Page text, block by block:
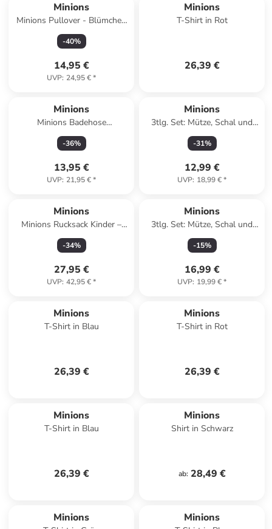
Minions
Minions Pullover - Blümchen
langärmlig in weiß
-40%
14,95 €
UVP: 24,95 €*
Minions
T-Shirt in Rot
26,39 €
Minions
Minions Badehose
Schwimmhose Badekleidung
in blau
-36%
13,95 €
UVP: 21,95 €*
Minions
3tlg. Set: Mütze, Schal und
Handschuhe in Rot
-31%
12,99 €
UVP: 18,99 €*
Minions
Minions Rucksack Kinder –
beliebten Gelben Freunden
immer unterwegs in Blau
-34%
27,95 €
UVP: 42,95 €*
Minions
3tlg. Set: Mütze, Schal und
Handschuhe in Pink
-15%
16,99 €
UVP: 19,99 €*
Minions
T-Shirt in Blau
26,39 €
Minions
T-Shirt in Rot
26,39 €
Minions
T-Shirt in Blau
26,39 €
Minions
Shirt in Schwarz
ab: 28,49 €
Minions Minions